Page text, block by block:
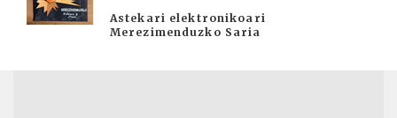
Astekari elektronikoari
Merezimenduzko Saria